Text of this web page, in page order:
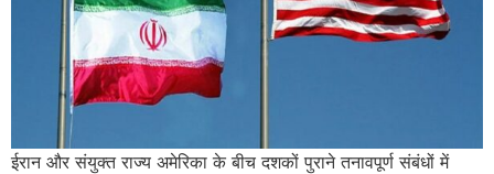
ईरान और संयुक्त राज्य अमेरिका के बीच दशकों पुराने तनावपूर्ण संबंधों में